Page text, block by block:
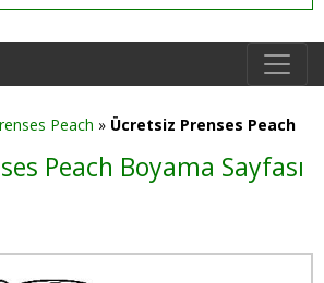
Peach » Ücretsiz Prenses Peach
Peach Boyama Sayfası